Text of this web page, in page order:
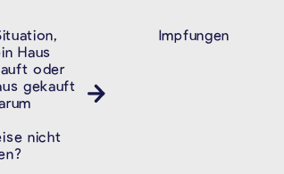
Haus
oder
gekauft
nicht
Impfungen
Gesundheit